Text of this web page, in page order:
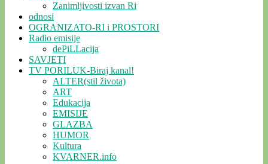
Zanimljivosti izvan Ri
odnosi
OGRANIZATO-RI i PROSTORI
Radio emisije
dePiLLacija
SAVJETI
TV PORILUK-Biraj kanal!
ALTER(stil života)
ART
Edukacija
EMISIJE
GLAZBA
HUMOR
Kultura
KVARNER.info